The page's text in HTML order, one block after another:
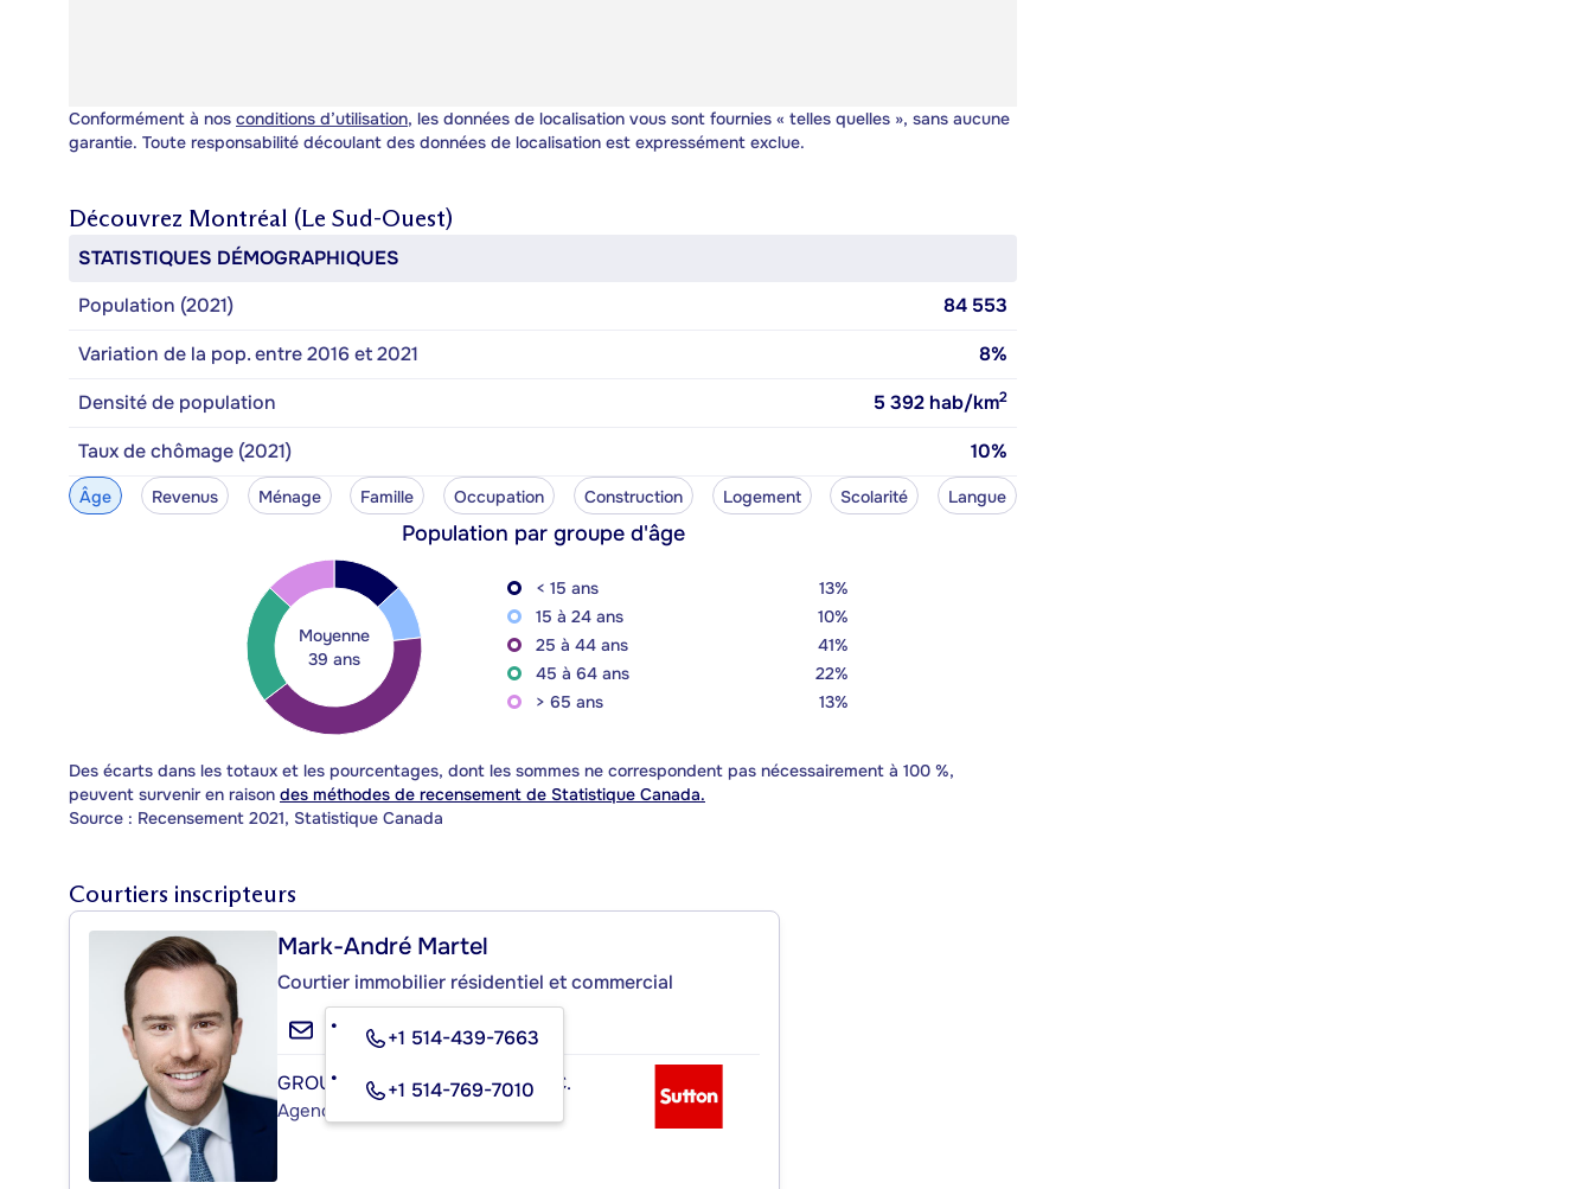
Conformément à nos conditions d’utilisation, les données de localisation vous sont fournies « telles quelles », sans aucune
garantie. Toute responsabilité découlant des données de localisation est expressément exclue.
Découvrez Montréal (Le Sud-Ouest)
STATISTIQUES DÉMOGRAPHIQUES
Population (2021)
84 553
Variation de la pop. entre 2016 et 2021
8%
Densité de population
5 392 hab/km2
Taux de chômage (2021) 10%
Âge Revenus Ménage Famille Occupation Construction Logement Scolarité Langue
Population par groupe d'âge
Moyenne
39 ans
< 15 ans
13%
15 à 24 ans
10%
25 à 44 ans
41%
45 à 64 ans
22%
> 65 ans
13%
Des écarts dans les totaux et les pourcentages, dont les sommes ne correspondent pas nécessairement à 100 %,
peuvent survenir en raison des méthodes de recensement de Statistique Canada.
Source : Recensement 2021, Statistique Canada
Courtiers inscripteurs
Mark-André Martel
Courtier immobilier résidentiel et commercial
+1 514-439-7663
+1 514-769-7010
GROUPE SUTTON SUR L'ÎLE INC.
Agence immobilière